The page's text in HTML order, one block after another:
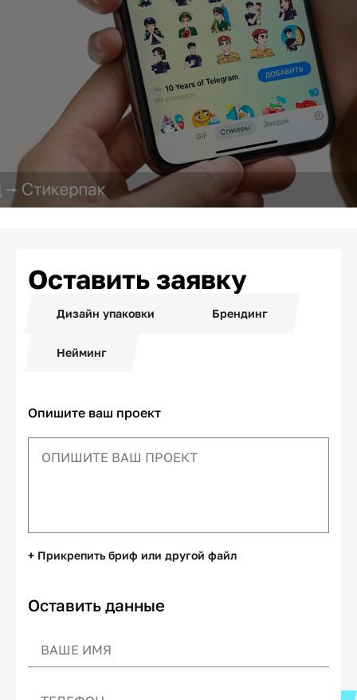
Оставить заявку
Дизайн упаковки Брендинг
Нейминг
Опишите ваш проект
+ Прикрепить бриф или другой файл
Оставить данные